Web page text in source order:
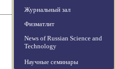
Журнальный зал
Физматлит
News of Russian Science and
Technology
Научные семинары